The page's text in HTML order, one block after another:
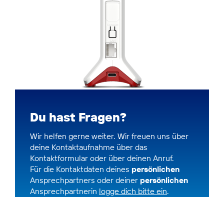
Du hast Fragen?
Wir helfen gerne weiter. Wir freuen uns über
deine Kontaktaufnahme über das
Kontaktformular oder über deinen Anruf.
Für die Kontaktdaten deines persönlichen
Ansprechpartners oder deiner persönlichen
Ansprechpartnerin logge dich bitte ein.